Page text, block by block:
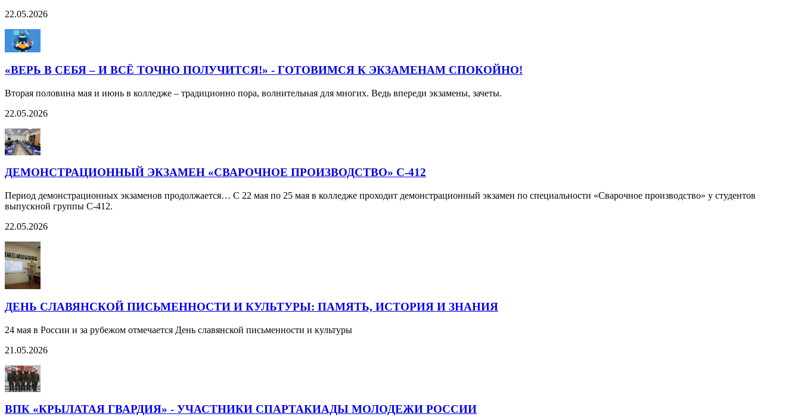
22.05.2026
«ВЕРЬ В СЕБЯ – И ВСЁ ТОЧНО ПОЛУЧИТСЯ!» - ГОТОВИМСЯ К ЭКЗАМЕНАМ СПОКОЙНО!
Вторая половина мая и июнь в колледже – традиционно пора, волнительная для многих. Ведь впереди экзамены, зачеты.
22.05.2026
ДЕМОНСТРАЦИОННЫЙ ЭКЗАМЕН «СВАРОЧНОЕ ПРОИЗВОДСТВО» С-412
Период демонстрационных экзаменов продолжается… С 22 мая по 25 мая в колледже проходит демонстрационный экзамен по специальности «Сварочное производство» у студентов
выпускной группы С-412.
22.05.2026
ДЕНЬ СЛАВЯНСКОЙ ПИСЬМЕННОСТИ И КУЛЬТУРЫ: ПАМЯТЬ, ИСТОРИЯ И ЗНАНИЯ
24 мая в России и за рубежом отмечается День славянской письменности и культуры
21.05.2026
ВПК «КРЫЛАТАЯ ГВАРДИЯ» - УЧАСТНИКИ СПАРТАКИАДЫ МОЛОДЕЖИ РОССИИ